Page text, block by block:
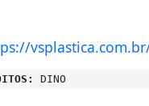
DINO